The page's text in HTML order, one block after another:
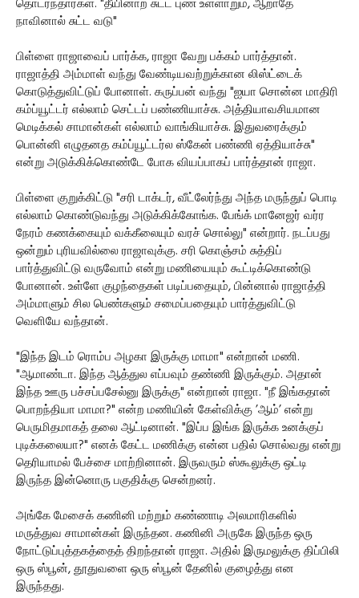
தொடர்ந்தார்கள். "தீயினாற் சுட்ட புண் உள்ளாறும், ஆறாதே
நாவினால் சுட்ட வடு"
பிள்ளை ராஜாவைப் பார்க்க, ராஜா வேறு பக்கம் பார்த்தான்.
ராஜாத்தி அம்மாள் வந்து வேண்டியவற்றுக்கான லிஸ்ட்டைக்
கொடுத்துவிட்டுப் போனாள். கருப்பன் வந்து "ஐயா சொன்ன மாதிரி
கம்ப்யூட்டர் எல்லாம் செட்டப் பண்ணியாச்சு. அத்தியாவசியமான
மெடிக்கல் சாமான்கள் எல்லாம் வாங்கியாச்சு. இதுவரைக்கும்
பொன்னி எழுதனத கம்ப்யூட்டர்ல ஸ்கேன் பண்ணி ஏத்தியாச்சு"
என்று அடுக்கிக்கொண்டே போக வியப்பாகப் பார்த்தான் ராஜா.
பிள்ளை குறுக்கிட்டு "சரி டாக்டர், வீட்லேர்ந்து அந்த மருந்துப் பொடி
எல்லாம் கொண்டுவந்து அடுக்கிக்கோங்க. பேங்க் மானேஜர் வர்ர
நேரம் கணக்கையும் வக்கீலையும் வரச் சொல்லு" என்றார். நடப்பது
ஒன்றும் புரியவில்லை ராஜாவுக்கு. சரி கொஞ்சம் சுத்திப்
பார்த்துவிட்டு வருவோம் என்று மணியையும் கூட்டிக்கொண்டு
போனான். உள்ளே குழந்தைகள் படிப்பதையும், பின்னால் ராஜாத்தி
அம்மாளும் சில பெண்களும் சமைப்பதையும் பார்த்துவிட்டு
வெளியே வந்தான்.
"இந்த இடம் ரொம்ப அழகா இருக்கு மாமா" என்றான் மணி.
"ஆமாண்டா. இந்த ஆத்துல எப்பவும் தண்ணி இருக்கும். அதான்
இந்த ஊரு பச்சப்பசேல்னு இருக்கு" என்றான் ராஜா. "நீ இங்கதான்
பொறந்தியா மாமா?" என்ற மணியின் கேள்விக்கு ’ஆம்’ என்று
பெருமிதமாகத் தலை ஆட்டினான். "இப்ப இங்க இருக்க உனக்குப்
புடிக்கலையா?" எனக் கேட்ட மணிக்கு என்ன பதில் சொல்வது என்று
தெரியாமல் பேச்சை மாற்றினான். இருவரும் ஸ்கூலுக்கு ஒட்டி
இருந்த இன்னொரு பகுதிக்கு சென்றனர்.
அங்கே மேசைக் கணினி மற்றும் கண்ணாடி அலமாரிகளில்
மருத்துவ சாமான்கள் இருந்தன. கணினி அருகே இருந்த ஒரு
நோட்டுப்புத்தகத்தைத் திறந்தான் ராஜா. அதில் இருமலுக்கு திப்பிலி
ஒரு ஸ்பூன், தூதுவளை ஒரு ஸ்பூன் தேனில் குழைத்து என
இருந்தது.